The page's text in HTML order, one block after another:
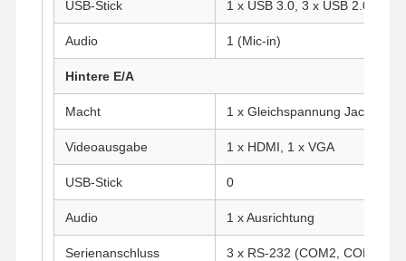
Startseite Produkte Über Uns Fabrik Tour
Qualitätskont
Rolle
Kontakt
Plaudern Sie
Jetzt
USB-Stick 1 x USB 3.0, 3 x USB 2.0
Audio 1 (Mic-in)
Hintere E/A
Macht 1 x Gleichspannung Jack
Videoausgabe 1 x HDMI, 1 x VGA
USB-Stick 0
Audio 1 x Ausrichtung
Serienanschluss 3 x RS-232 (COM2, COM3,